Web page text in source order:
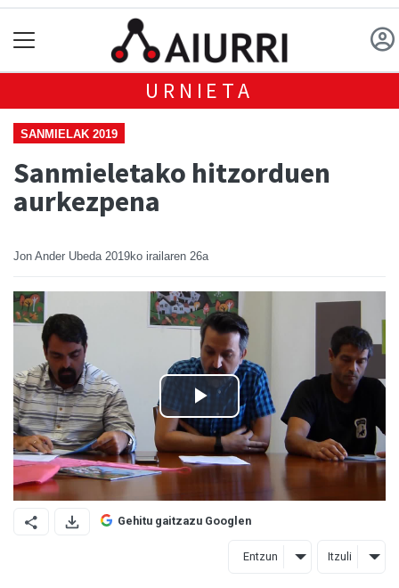
URNIETA
SANMIELAK 2019
Sanmieletako hitzorduen
aurkezpena
Jon Ander Ubeda 2019ko irailaren 26a
Gehitu gaitzazu Googlen
Entzun Itzuli